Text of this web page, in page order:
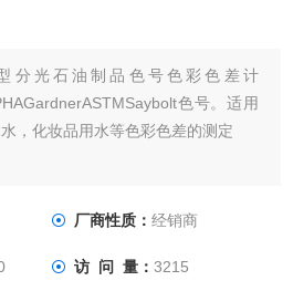
分光石油制品色号色彩色差计
色号。适用
，化妆品用水等色彩色差的测定
厂商性质：经销商
访 问 量：3215